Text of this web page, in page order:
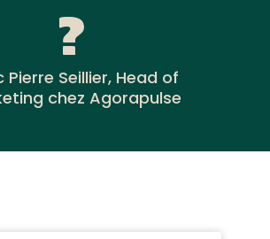
?
Pierre Seillier, Head of
chez Agorapulse